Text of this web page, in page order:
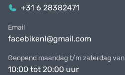
+31 6 28382471
Email
facebikenl@gmail.com
Geopend maandag t/m zaterdag van
10:00 tot 20:00 uur